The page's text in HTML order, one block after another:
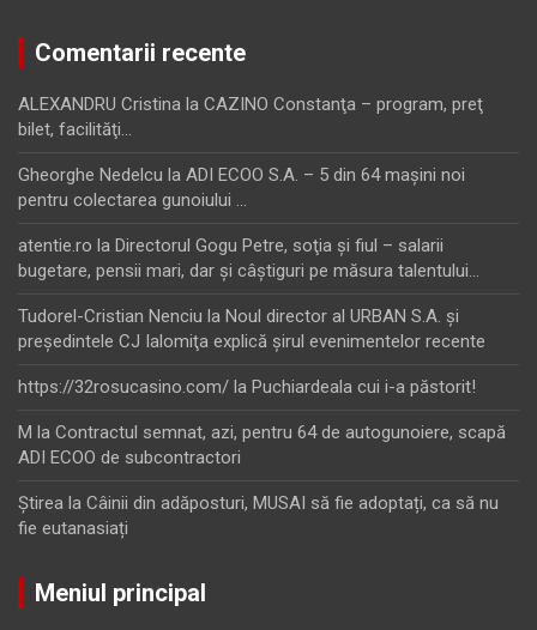
Comentarii recente
ALEXANDRU Cristina la CAZINO Constanţa – program, preţ
bilet, facilităţi…
Gheorghe Nedelcu la ADI ECOO S.A. – 5 din 64 maşini noi
pentru colectarea gunoiului …
atentie.ro la Directorul Gogu Petre, soţia şi fiul – salarii
bugetare, pensii mari, dar şi câştiguri pe măsura talentului…
Tudorel-Cristian Nenciu la Noul director al URBAN S.A. şi
preşedintele CJ Ialomiţa explică şirul evenimentelor recente
https://32rosucasino.com/ la Puchiardeala cui i-a păstorit!
M la Contractul semnat, azi, pentru 64 de autogunoiere, scapă
ADI ECOO de subcontractori
Ştirea la Câinii din adăposturi, MUSAI să fie adoptați, ca să nu
fie eutanasiați
Meniul principal